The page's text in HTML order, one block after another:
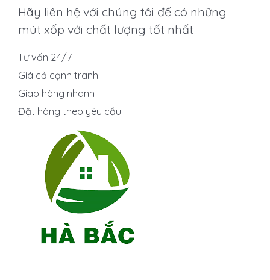
Hãy liên hệ với chúng tôi để có những
mút xốp với chất lượng tốt nhất
Tư vấn 24/7
Giá cả cạnh tranh
Giao hàng nhanh
Đặt hàng theo yêu cầu